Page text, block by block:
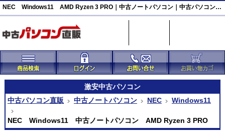
NEC Windows11 AMD Ryzen 3 PRO｜中古ノートパソコン｜中古パソコン直販
激安中古パソコン
中古パソコン直販
中古ノートパソコン NEC Windows11
NEC Windows11 中古ノートパソコン AMD Ryzen 3 PRO